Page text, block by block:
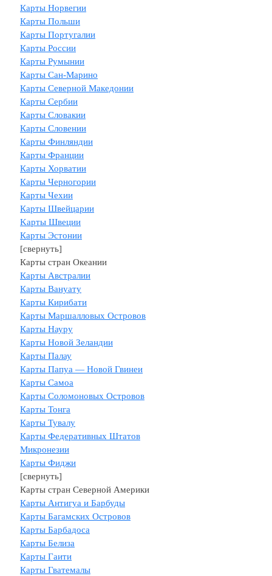
Карты Норвегии
Карты Польши
Карты Португалии
Карты России
Карты Румынии
Карты Сан-Марино
Карты Северной Македонии
Карты Сербии
Карты Словакии
Карты Словении
Карты Финляндии
Карты Франции
Карты Хорватии
Карты Черногории
Карты Чехии
Карты Швейцарии
Kарты Швеции
Карты Эстонии
[свернуть]
Карты стран Океании
Карты Австралии
Карты Вануату
Карты Кирибати
Карты Маршалловых Островов
Карты Науру
Карты Новой Зеландии
Карты Палау
Карты Папуа — Новой Гвинеи
Карты Самоа
Карты Соломоновых Островов
Карты Тонга
Карты Тувалу
Карты Федеративных Штатов
Микронезии
Карты Фиджи
[свернуть]
Карты стран Северной Америки
Карты Антигуа и Барбуды
Карты Багамских Островов
Карты Барбадоса
Карты Белиза
Карты Гаити
Карты Гватемалы